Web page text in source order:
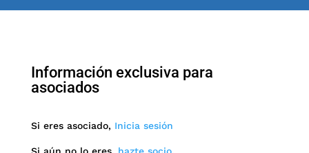
Información exclusiva para
asociados
Si eres asociado, Inicia sesión